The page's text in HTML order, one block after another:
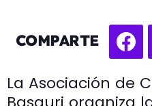
COMPARTE
La Asociación de